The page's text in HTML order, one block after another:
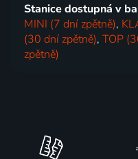
Stanice dostupná v
MINI (7 dní zpětně),
(30 dní zpětně),TOP
zpětně)